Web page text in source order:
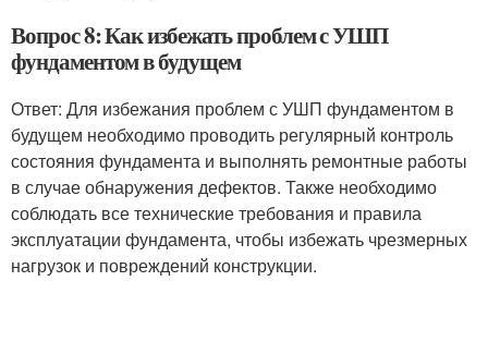
Вопрос 8: Как избежать проблем с УШП
фундаментом в будущем
Ответ: Для избежания проблем с УШП фундаментом в
будущем необходимо проводить регулярный контроль
состояния фундамента и выполнять ремонтные работы
в случае обнаружения дефектов. Также необходимо
соблюдать все технические требования и правила
эксплуатации фундамента, чтобы избежать чрезмерных
нагрузок и повреждений конструкции.